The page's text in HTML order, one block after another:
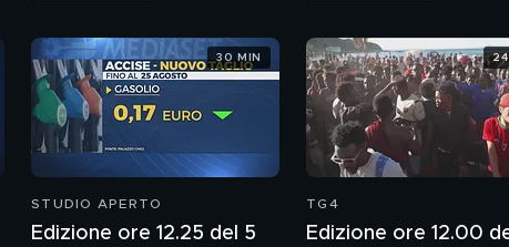
STUDIO APERTO
Edizione ore 12.25 del 5
30 MIN
TG4
Edizione ore 12.00